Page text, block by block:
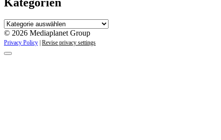
Kategorien
© 2026 Mediaplanet Group
Privacy Policy | Revise privacy settings